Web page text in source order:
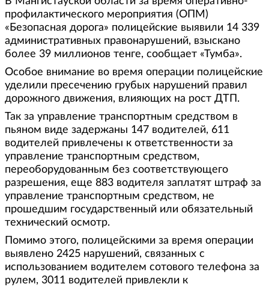
профилактического мероприятия (ОПМ)
«Безопасная дорога» полицейские выявили 14 339
административных правонарушений, взыскано
более 39 миллионов тенге, сообщает «Тумба».
Особое внимание во время операции полицейские
уделили пресечению грубых нарушений правил
дорожного движения, влияющих на рост ДТП.
Так за управление транспортным средством в
пьяном виде задержаны 147 водителей, 611
водителей привлечены к ответственности за
управление транспортным средством,
переоборудованным без соответствующего
разрешения, еще 883 водителя заплатят штраф за
управление транспортным средством, не
прошедшим государственный или обязательный
технический осмотр.
Помимо этого, полицейскими за время операции
выявлено 2425 нарушений, связанных с
использованием водителем сотового телефона за
рулем, 3011 водителей привлекли к